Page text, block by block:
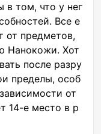
в том, что у нег
Все е
от предметов,
Нанокожи. Хот
после разру
пределы, особ
от
14-е место в р